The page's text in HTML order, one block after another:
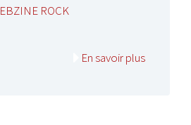
ROCK
En savoir plus